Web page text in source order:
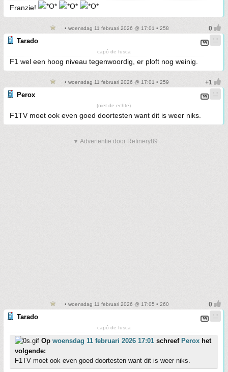
Franzie!
• woensdag 11 februari 2026 @ 17:01 • 258
Tarado
capô de fusca
F1 wel een hoog niveau tegenwoordig, er ploft nog weinig.
• woensdag 11 februari 2026 @ 17:01 • 259
Perox
(niet de echte)
F1TV moet ook even goed doortesten want dit is weer niks.
▼ Advertentie door Refinery89
• woensdag 11 februari 2026 @ 17:05 • 260
Tarado
capô de fusca
Op woensdag 11 februari 2026 17:01 schreef Perox het
volgende:
F1TV moet ook even goed doortesten want dit is weer niks.